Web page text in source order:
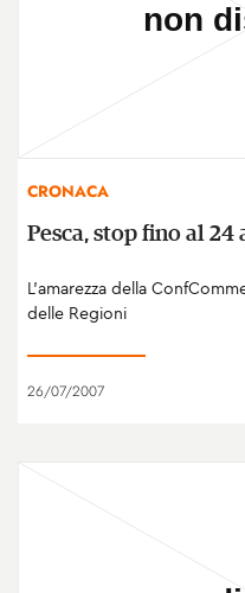
CRONACA
Pesca, stop fino al 24
L'amarezza della
delle Regioni
26/07/2007